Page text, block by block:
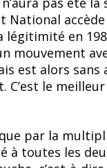
légitimité en
mouvement
est alors
le
par la
à toutes les